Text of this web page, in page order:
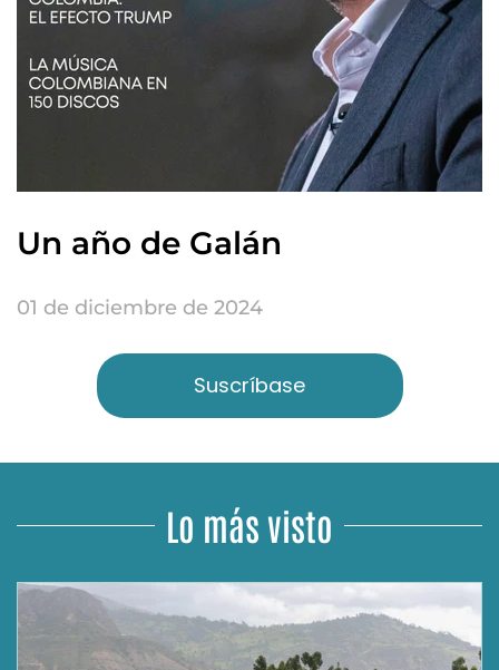
Un año de Galán
01 de diciembre de 2024
Suscríbase
Lo más visto